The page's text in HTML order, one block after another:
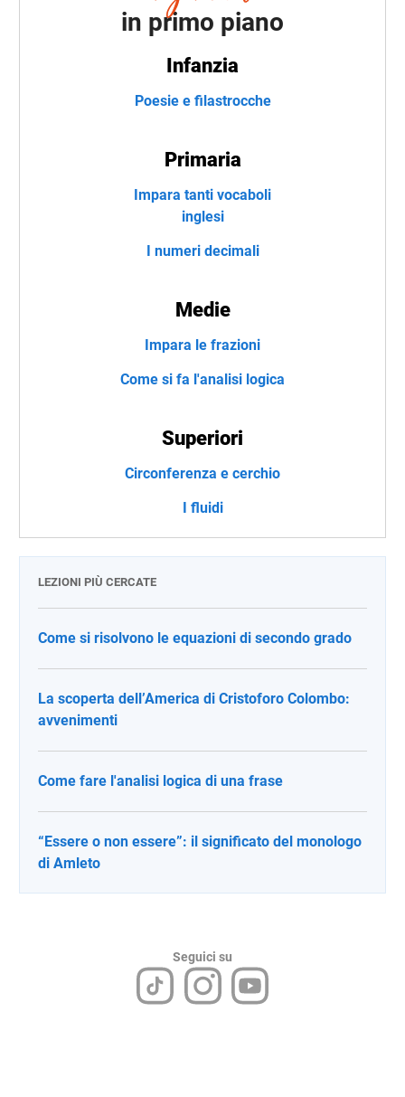
in primo piano
Infanzia
Poesie e filastrocche
Primaria
Impara tanti vocaboli
inglesi
I numeri decimali
Medie
Impara le frazioni
Come si fa l'analisi logica
Superiori
Circonferenza e cerchio
I fluidi
LEZIONI PIÙ CERCATE
Come si risolvono le equazioni di secondo grado
La scoperta dell’America di Cristoforo Colombo:
avvenimenti
Come fare l'analisi logica di una frase
“Essere o non essere”: il significato del monologo
di Amleto
Seguici su